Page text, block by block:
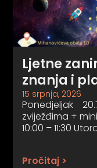
Ljetne
znanja i
15 srpnja, 2026
Ponedjeljak
zviježđima +
10:00 – 11:30
Pročitaj >